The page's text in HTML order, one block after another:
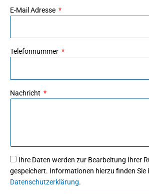
E-Mail Adresse
Telefonnummer
Nachricht
Ihre Daten werden zur Bearbeitung Ihrer
gespeichert. Informationen hierzu finden Sie
Datenschutzerklärung.